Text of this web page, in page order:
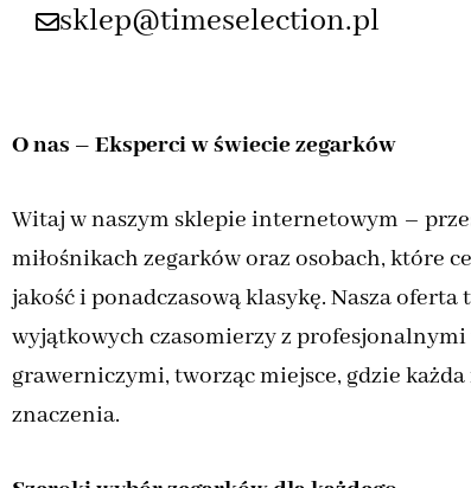
sklep@timeselection.pl
O nas – Eksperci w świecie zegarków
Witaj w naszym sklepie internetowym –
miłośnikach zegarków oraz osobach, które
jakość i ponadczasową klasykę. Nasza oferta
wyjątkowych czasomierzy z
grawerniczymi, tworząc miejsce, gdzie
znaczenia.